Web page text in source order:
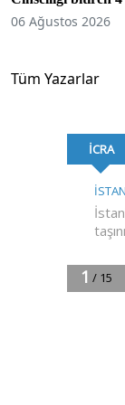
06 Ağustos 2026
Tüm Yazarlar